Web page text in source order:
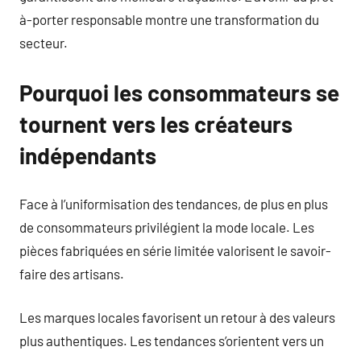
à-porter responsable montre une transformation du
secteur.
Pourquoi les consommateurs se
tournent vers les créateurs
indépendants
Face à l’uniformisation des tendances, de plus en plus
de consommateurs privilégient la mode locale. Les
pièces fabriquées en série limitée valorisent le savoir-
faire des artisans.
Les marques locales favorisent un retour à des valeurs
plus authentiques. Les tendances s’orientent vers un